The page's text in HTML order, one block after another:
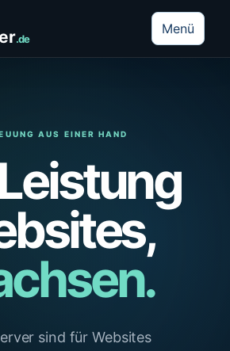
.de
Menü
AUS EINER HAND
sind für Websites